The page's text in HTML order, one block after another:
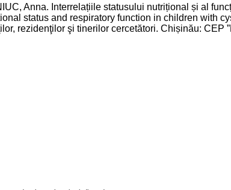
Anna. Interrelațiile statusului nutrițional și al
status and respiratory function in children with
rezidenţilor şi tinerilor cercetători. Chișinău: CEP